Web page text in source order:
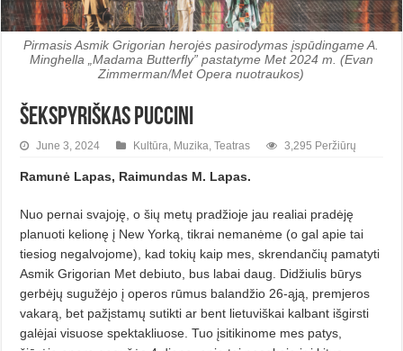
Pirmasis Asmik Grigorian herojės pasirodymas įspūdingame A.
Minghella „Madama Butterfly” pastatyme Met 2024 m. (Evan
Zimmerman/Met Opera nuotraukos)
Šekspyriškas Puccini
June 3, 2024 Kultūra Muzika ,Teatras 3,295 Peržiūrų
Ramunė Lapas, Raimundas M. Lapas.
Nuo pernai svajoję, o šių metų pradžioje jau realiai pradėję
planuoti kelionę į New Yorką, tikrai nemanėme (o gal apie tai
tiesiog negalvojome), kad tokių kaip mes, skrendančių pamatyti
Asmik Grigorian Met debiuto, bus labai daug. Didžiulis būrys
gerbėjų sugužėjo į operos rūmus balandžio 26-ąją, premjeros
vakarą, bet pa­žįstamų sutikti ar bent lietuviškai kalbant išgirsti
galėjai visuose spektakliuose. Tuo įsitikinome mes patys,